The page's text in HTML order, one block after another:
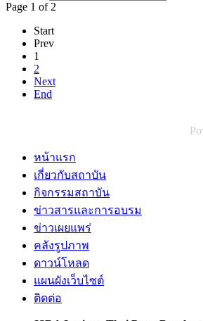
Page 1 of 2
Start
Prev
1
2
Next
End
หน้าแรก
เกี่ยวกับสถาบัน
กิจกรรมสถาบัน
ข่าวสารและการอบรม
ข่าวเผยแพร่
คลังรูปภาพ
ดาวน์โหลด
แผนผังเว็บไซต์
ติดต่อ